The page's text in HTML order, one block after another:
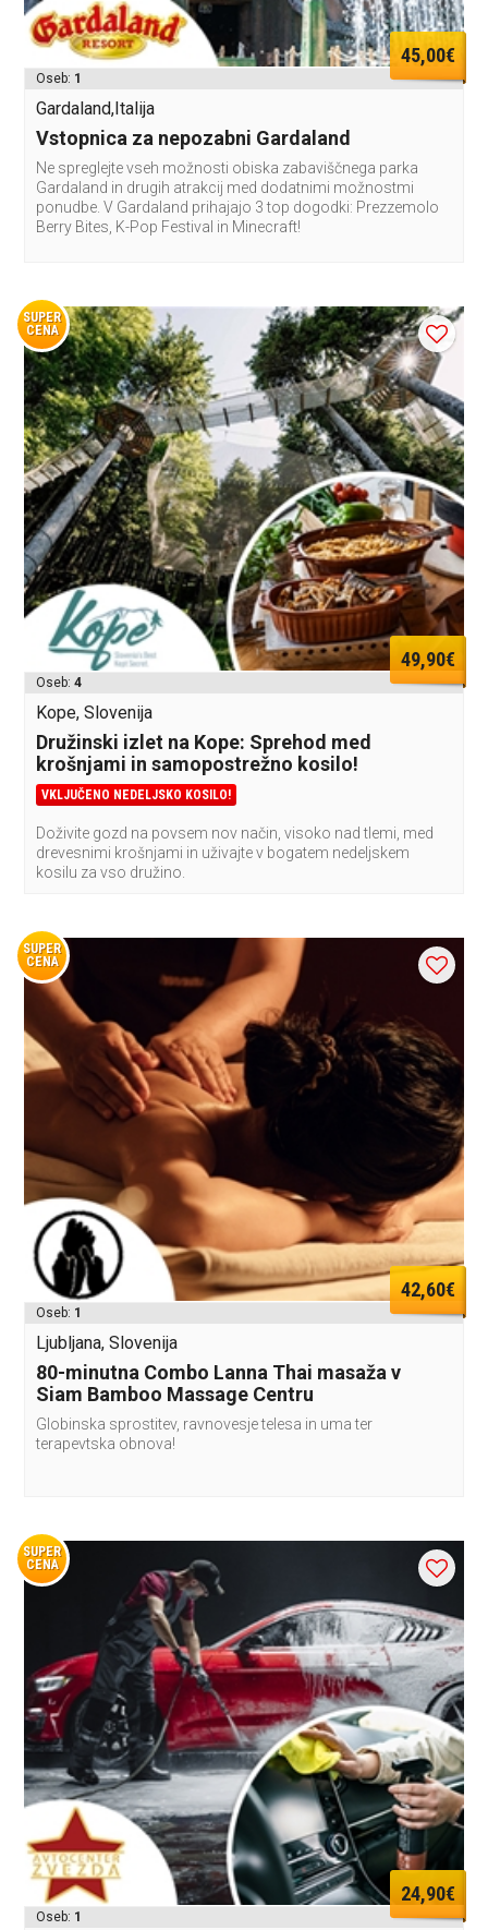
45,00€
Oseb: 1
Gardaland,Italija
Vstopnica za nepozabni Gardaland
Ne spreglejte vseh možnosti obiska zabaviščnega parka
Gardaland in drugih atrakcij med dodatnimi možnostmi
ponudbe. V Gardaland prihajajo 3 top dogodki: Prezzemolo
Berry Bites, K-Pop Festival in Minecraft!
SUPER
CENA
49,90€
Oseb:4
Kope, Slovenija
Družinski izlet na Kope: Sprehod med
krošnjami in samopostrežno kosilo!
VKLJUČENO NEDELJSKO KOSILO!
Doživite gozd na povsem nov način, visoko nad tlemi, med
drevesnimi krošnjami in uživajte v bogatem nedeljskem
kosilu za vso družino.
SUPER
CENA
42,60€
Oseb: 1
Ljubljana, Slovenija
80-minutna Combo Lanna Thai masaža v
Siam Bamboo Massage Centru
Globinska sprostitev, ravnovesje telesa in uma ter
terapevtska obnova!
SUPER
CENA
24,90€
Oseb: 1